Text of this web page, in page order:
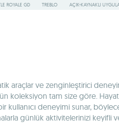
ROYALE GD TREBLO AÇIK-KAYNAKLI
araçlar ve zenginleştirici
koleksiyon tam size göre.
deneyimi sunar,
günlük aktivitelerinizi keyifli